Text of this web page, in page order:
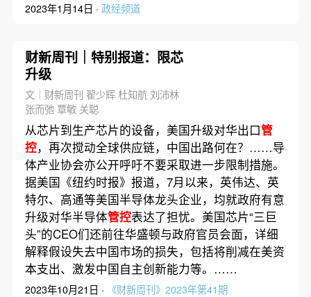
2023年1月14日 · 政经频道
财新周刊｜特别报道：限芯
升级
文｜财新周刊 翟少辉 杜知航 刘沛林
张而弛 覃敏 关聪
从芯片到生产芯片的设备，美国升级对华出口管
控，再次搅动全球供应链，中国出路何在？……导
体产业协会亦公开呼吁不要采取进一步限制措施。
据美国《纽约时报》报道，7月以来，英伟达、英
特尔、高通等美国半导体龙头企业，均就政府有意
升级对华半导体管控表达了担忧。美国芯片“三巨
头”的CEO们还前往华盛顿与政府官员会面，详细
解释假设失去中国市场的损失，包括将削减在美资
本支出、激发中国自主创新能力等。……
2023年10月21日 · 《财新周刊》2023年第41期